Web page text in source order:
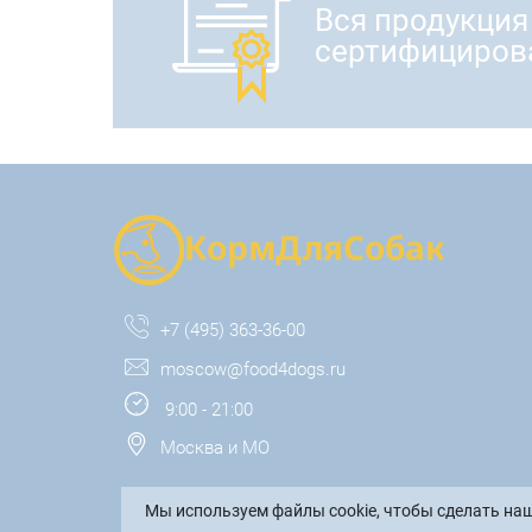
Вся продукция
+7 (495) 363-36-00
moscow@food4dogs.ru
9:00 - 21:00
Москва и МО
Мы используем файлы cookie, чтобы сделать